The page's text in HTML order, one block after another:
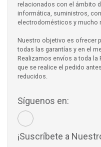
relacionados con el ámbito
informática, suministros,
electrodomésticos y mucho
Nuestro objetivo es ofrecer
todas las garantías y en el
Realizamos envíos a toda la
que se realice el pedido
reducidos.
Síguenos en:
¡Suscríbete a